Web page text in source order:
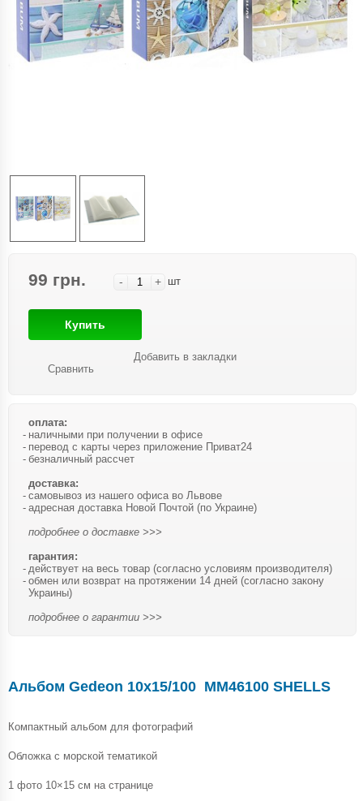
99 грн. - + шт
Купить
Сравнить
Добавить в закладки
оплата:
наличными при получении в офисе
перевод с карты через приложение Приват24
безналичный рассчет
доставка:
самовывоз из нашего офиса во Львове
адресная доставка Новой Почтой (по Украине)
подробнее о доставке >>>
гарантия:
действует на весь товар (согласно условиям производителя)
обмен или возврат на протяжении 14 дней (согласно закону
Украины)
подробнее о гарантии >>>
Альбом Gedeon 10х15/100 MM46100 SHELLS
Компактный альбом для фотографий
Обложка с морской тематикой
1 фото 10×15 см на странице